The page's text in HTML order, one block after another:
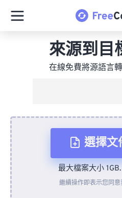
來源到目
在線免費將源語言
選擇文
來自裝置
最大檔案大小
繼續操作即表示您同意